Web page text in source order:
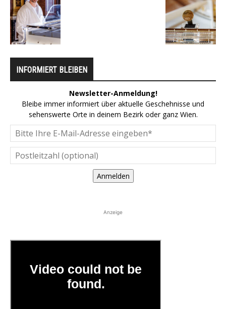
INFORMIERT BLEIBEN
Newsletter-Anmeldung!
Bleibe immer informiert über aktuelle Geschehnisse und
sehenswerte Orte in deinem Bezirk oder ganz Wien.
Anmelden
Anzeige